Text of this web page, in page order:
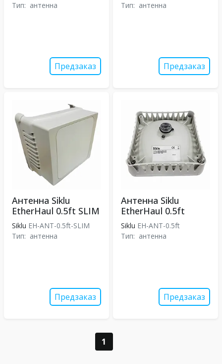
Тип: антенна
Предзаказ
Тип: антенна
Предзаказ
Антенна Siklu
EtherHaul 0.5ft SLIM
Siklu EH-ANT-0.5ft-SLIM
Тип: антенна
Предзаказ
Антенна Siklu
EtherHaul 0.5ft
Siklu EH-ANT-0.5ft
Тип: антенна
Предзаказ
1